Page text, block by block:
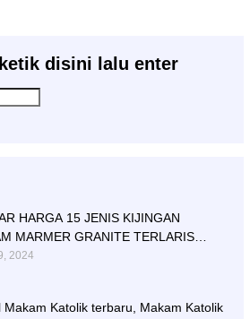
disini lalu enter
HARGA 15 JENIS KIJINGAN
MARMER GRANITE TERLARIS
NISAN NYA
2024
Makam Katolik terbaru, Makam Katolik